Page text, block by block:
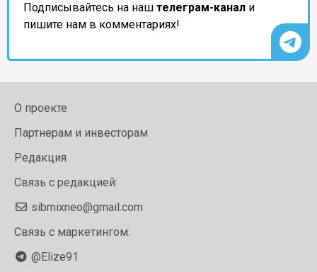
Подписывайтесь на наш телеграм-канал и
пишите нам в комментариях!
О проекте
Партнерам и инвесторам
Редакция
Связь с редакцией:
sibmixneo@gmail.com
Связь с маркетингом:
@Elize91